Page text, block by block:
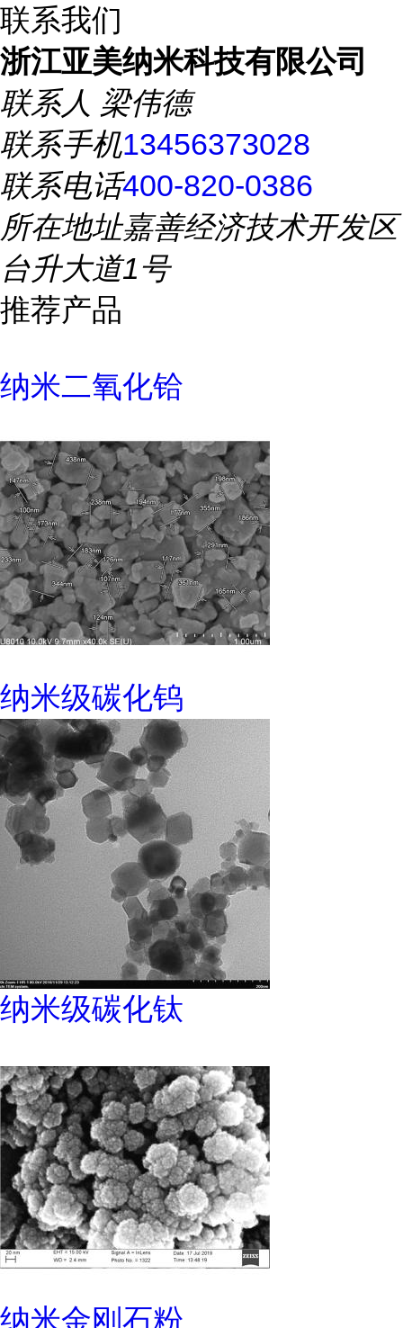
联系我们
浙江亚美纳米科技有限公司
联系人 梁伟德
联系手机13456373028
联系电话400-820-0386
所在地址嘉善经济技术开发区
台升大道1号
推荐产品
纳米二氧化铪
纳米级碳化钨
纳米级碳化钛
纳米金刚石粉